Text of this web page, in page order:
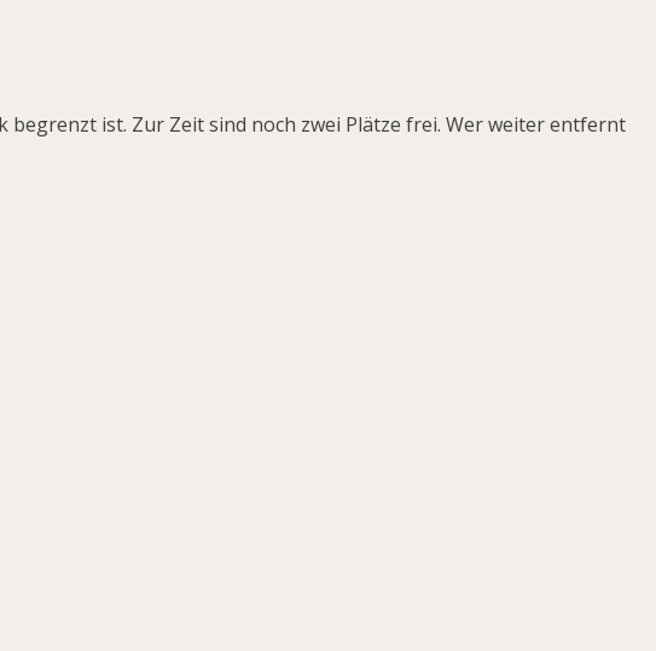
ist. Zur Zeit sind noch zwei Plätze frei. Wer weiter entfernt